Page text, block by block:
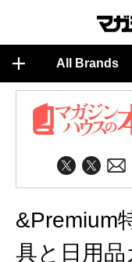
All Brands
&Premium
具と日用品